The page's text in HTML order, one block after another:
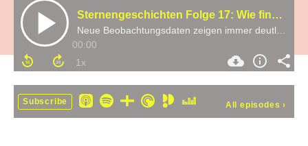
Sternengeschichten Folge 17: Wie findet man Aliens?
00:00
Subscribe All episodes ›